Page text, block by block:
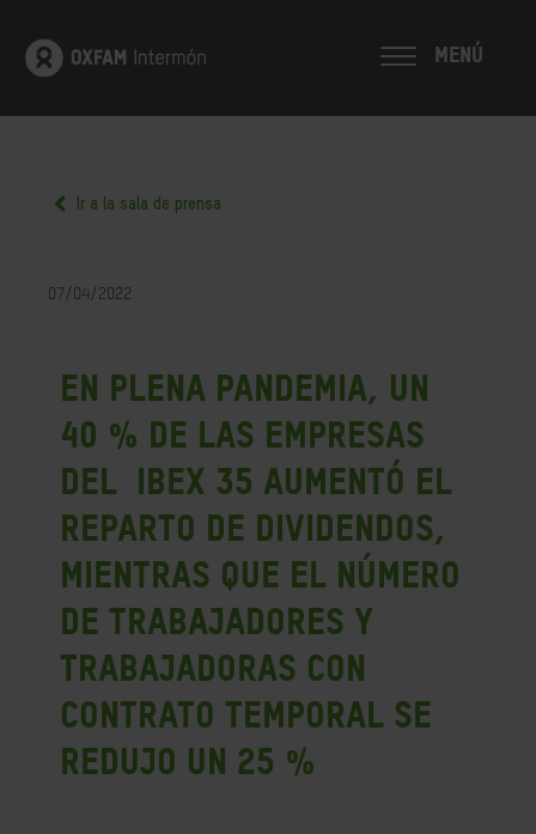
MENÚ
Ir a la sala de prensa
07/04/2022
En plena pandemia, un
40 % de las empresas
del Ibex 35 aumentó el
reparto de dividendos,
mientras que el número
de trabajadores y
trabajadoras con
contrato temporal se
redujo un 25 %